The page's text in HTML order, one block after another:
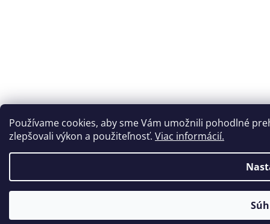
Používame cookies, aby sme Vám umožnili pohodlné
zlepšovali výkon a použiteľnosť. Viac informácií.